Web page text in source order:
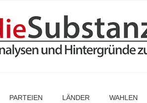
PARTEIEN LÄNDER WAHLEN